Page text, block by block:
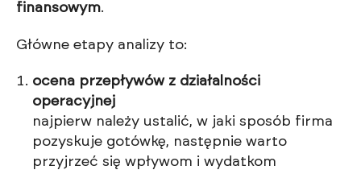
finansowym.
Główne etapy analizy to:
ocena przepływów z działalności
operacyjnej
najpierw należy ustalić, w jaki sposób firma
pozyskuje gotówkę, następnie warto
przyjrzeć się wpływom i wydatkom